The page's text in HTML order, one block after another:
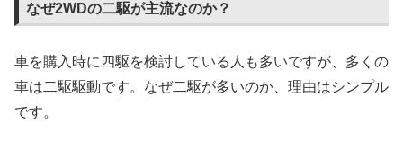
なぜ2WDの二駆が主流なのか？
車を購入時に四駆を検討している人も多いですが、多くの
車は二駆駆動です。なぜ二駆が多いのか、理由はシンプル
です。